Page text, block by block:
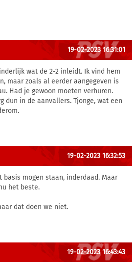
19-02-2023 16:31:01
wat de 2-2 inleidt. Ik vind hem
maar zoals al eerder aangegeven is
Had je gewoon moeten verhuren.
dun in de aanvallers. Tjonge, wat een
19-02-2023 16:32:53
mogen staan, inderdaad. Maar
het beste.
dat doen we niet.
19-02-2023 16:43:43